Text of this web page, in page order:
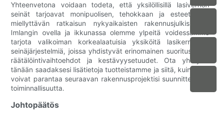
Yhteenvetona voidaan todeta, että yksilöllisillä lasiverhon
seinät tarjoavat monipuolisen, tehokkaan ja esteettisesti
miellyttävän ratkaisun nykyaikaisten rakennusjulkisivuille.
Imlangin ovella ja ikkunassa olemme ylpeitä voidessamme
tarjota valikoiman korkealaatuisia yksiköitä lasikerroksen
seinäjärjestelmiä, joissa yhdistyvät erinomainen suorituskyky,
räätälöintivaihtoehdot ja kestävyysetuudet. Ota yhteyttä
tänään saadaksesi lisätietoja tuotteistamme ja siitä, kuinka ne
voivat parantaa seuraavan rakennusprojektisi suunnittelua ja
toiminnallisuutta.
Johtopäätös